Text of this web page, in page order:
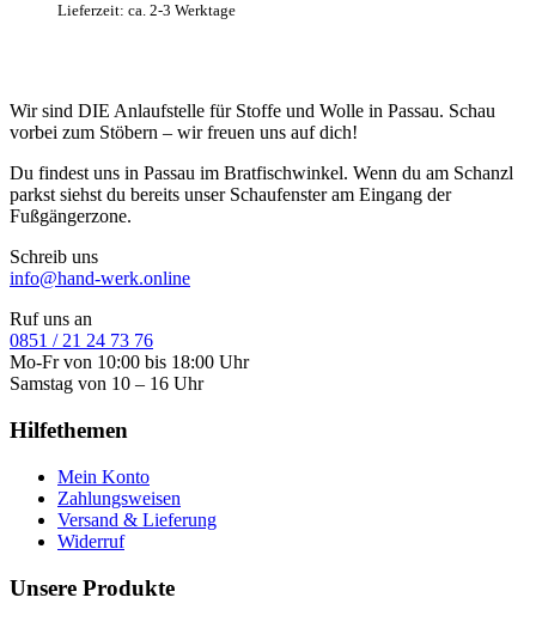
Lieferzeit: ca. 2-3 Werktage
Wir sind DIE Anlaufstelle für Stoffe und Wolle in Passau. Schau
vorbei zum Stöbern – wir freuen uns auf dich!
Du findest uns in Passau im Bratfischwinkel. Wenn du am Schanzl
parkst siehst du bereits unser Schaufenster am Eingang der
Fußgängerzone.
Schreib uns
info@hand-werk.online
Ruf uns an
0851 / 21 24 73 76
Mo-Fr von 10:00 bis 18:00 Uhr
Samstag von 10 – 16 Uhr
Hilfethemen
Mein Konto
Zahlungsweisen
Versand & Lieferung
Widerruf
Unsere Produkte